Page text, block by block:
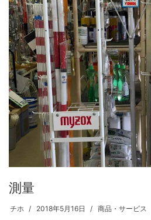
測量
チホ 2018年5月16日 商品・サービス